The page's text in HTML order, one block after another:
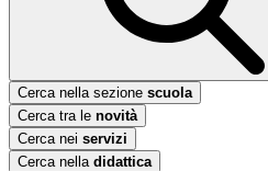
Cerca nella sezione scuola
Cerca tra le novità
Cerca nei servizi
Cerca nella didattica